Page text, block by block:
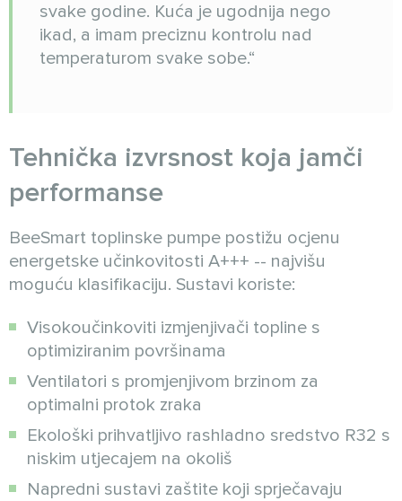
svake godine. Kuća je ugodnija nego
ikad, a imam preciznu kontrolu nad
temperaturom svake sobe.“
Tehnička izvrsnost koja jamči
performanse
BeeSmart toplinske pumpe postižu ocjenu
energetske učinkovitosti A+++ -- najvišu
moguću klasifikaciju. Sustavi koriste:
Visokoučinkoviti izmjenjivači topline s
optimiziranim površinama
Ventilatori s promjenjivom brzinom za
optimalni protok zraka
Ekološki prihvatljivo rashladno sredstvo R32 s
niskim utjecajem na okoliš
Napredni sustavi zaštite koji sprječavaju